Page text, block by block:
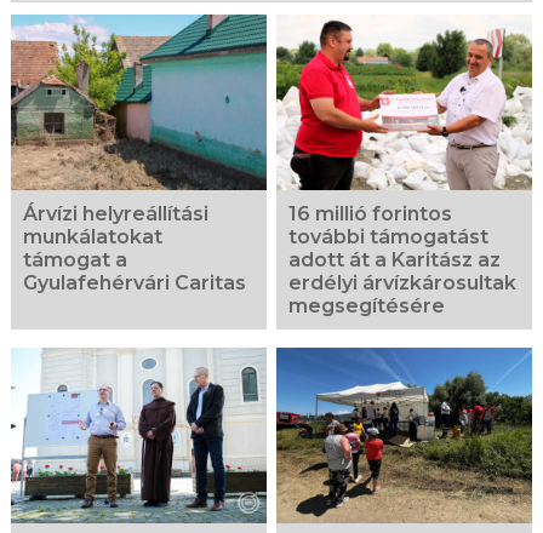
Kapcsolódó
fotógaléria
Árvízi helyreállítási
munkálatokat
támogat a
Gyulafehérvári Caritas
16 millió forintos
további támogatást
adott át a Karitász az
erdélyi árvízkárosultak
megsegítésére